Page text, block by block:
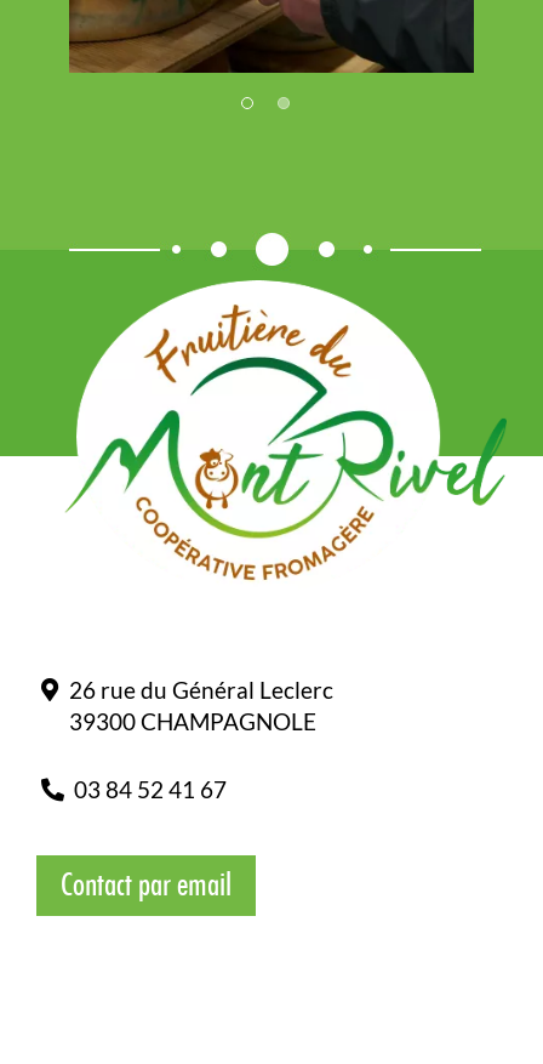
26 rue du Général Leclerc
39300 CHAMPAGNOLE
03 84 52 41 67
Contact par email